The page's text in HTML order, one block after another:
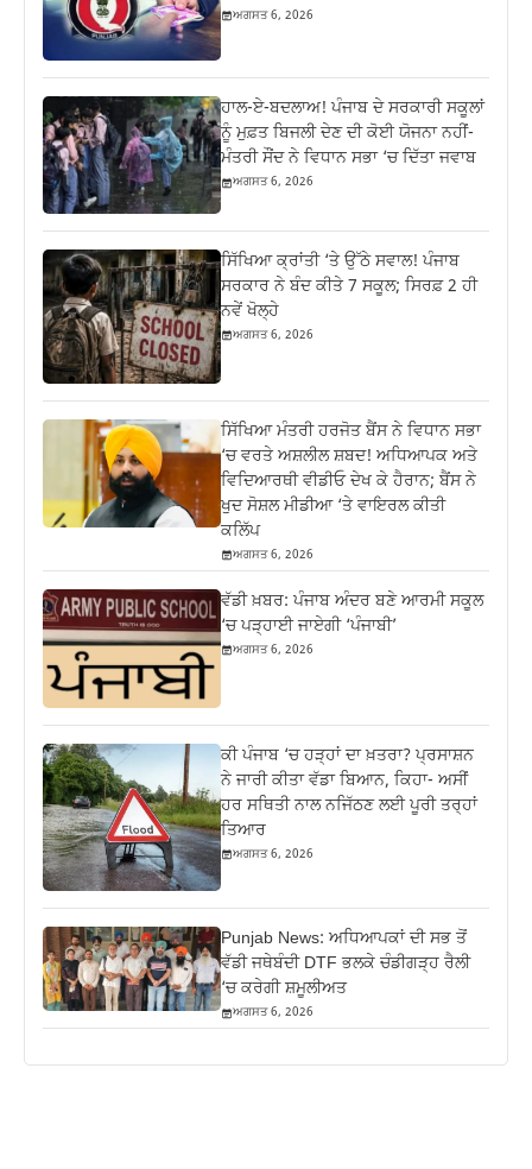
ਅਗਸਤ 6, 2026
ਹਾਲ-ਏ-ਬਦਲਾਅ! ਪੰਜਾਬ ਦੇ ਸਰਕਾਰੀ ਸਕੂਲਾਂ
ਨੂੰ ਮੁਫ਼ਤ ਬਿਜਲੀ ਦੇਣ ਦੀ ਕੋਈ ਯੋਜਨਾ ਨਹੀਂ-
ਮੰਤਰੀ ਸੌਂਦ ਨੇ ਵਿਧਾਨ ਸਭਾ ‘ਚ ਦਿੱਤਾ ਜਵਾਬ
ਅਗਸਤ 6, 2026
ਸਿੱਖਿਆ ਕ੍ਰਾਂਤੀ ‘ਤੇ ਉੱਠੇ ਸਵਾਲ! ਪੰਜਾਬ
ਸਰਕਾਰ ਨੇ ਬੰਦ ਕੀਤੇ 7 ਸਕੂਲ; ਸਿਰਫ਼ 2 ਹੀ
ਨਵੇਂ ਖੋਲ੍ਹੇ
ਅਗਸਤ 6, 2026
ਸਿੱਖਿਆ ਮੰਤਰੀ ਹਰਜੋਤ ਬੈਂਸ ਨੇ ਵਿਧਾਨ ਸਭਾ
‘ਚ ਵਰਤੇ ਅਸ਼ਲੀਲ ਸ਼ਬਦ! ਅਧਿਆਪਕ ਅਤੇ
ਵਿਦਿਆਰਥੀ ਵੀਡੀਓ ਦੇਖ ਕੇ ਹੈਰਾਨ; ਬੈਂਸ ਨੇ
ਖੁਦ ਸੋਸ਼ਲ ਮੀਡੀਆ ‘ਤੇ ਵਾਇਰਲ ਕੀਤੀ
ਕਲਿੱਪ
ਅਗਸਤ 6, 2026
ਵੱਡੀ ਖ਼ਬਰ: ਪੰਜਾਬ ਅੰਦਰ ਬਣੇ ਆਰਮੀ ਸਕੂਲ
‘ਚ ਪੜ੍ਹਾਈ ਜਾਏਗੀ ‘ਪੰਜਾਬੀ’
ਅਗਸਤ 6, 2026
ਕੀ ਪੰਜਾਬ ‘ਚ ਹੜ੍ਹਾਂ ਦਾ ਖ਼ਤਰਾ? ਪ੍ਰਸਾਸ਼ਨ
ਨੇ ਜਾਰੀ ਕੀਤਾ ਵੱਡਾ ਬਿਆਨ, ਕਿਹਾ- ਅਸੀਂ
ਹਰ ਸਥਿਤੀ ਨਾਲ ਨਜਿੱਠਣ ਲਈ ਪੂਰੀ ਤਰ੍ਹਾਂ
ਤਿਆਰ
ਅਗਸਤ 6, 2026
Punjab News: ਅਧਿਆਪਕਾਂ ਦੀ ਸਭ ਤੋਂ
ਵੱਡੀ ਜਥੇਬੰਦੀ DTF ਭਲਕੇ ਚੰਡੀਗੜ੍ਹ ਰੈਲੀ
‘ਚ ਕਰੇਗੀ ਸ਼ਮੂਲੀਅਤ
ਅਗਸਤ 6, 2026